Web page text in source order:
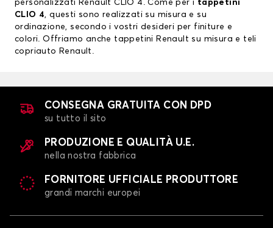
personalizzati Renault CLIO 4 . Comeper i tappetini
CLIO 4, questi sono realizzati su misura e su
ordinazione, secondo i vostri desideri per finiture e
colori. Offriamo anche tappetini Renault su misura e teli
copriauto Renault.
CONSEGNA GRATUITA CON DPD
su tutto il sito
PRODUZIONE E QUALITÀ U.E.
nella nostra fabbrica
FORNITORE UFFICIALE PRODUTTORE
grandi marchi europei